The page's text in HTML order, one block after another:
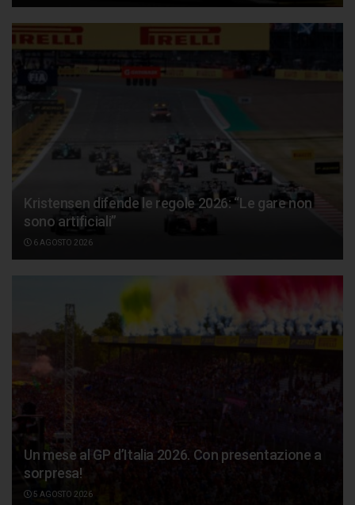
Kristensen difende le regole 2026: “Le gare non
sono artificiali”
6 AGOSTO 2026
Un mese al GP d’Italia 2026. Con presentazione a
sorpresa!
5 AGOSTO 2026